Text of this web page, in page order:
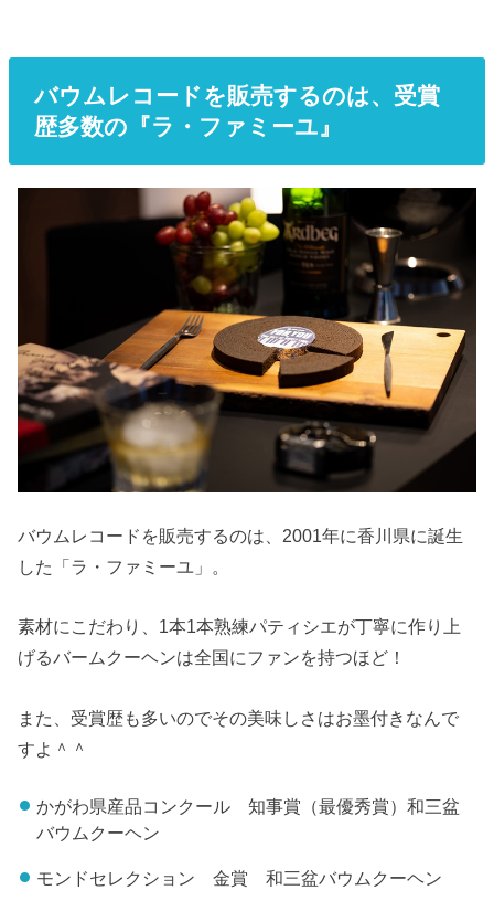
バウムレコードを販売するのは、受賞
歴多数の『ラ・ファミーユ』
バウムレコードを販売するのは、2001年に香川県に誕生
した「ラ・ファミーユ」。
素材にこだわり、1本1本熟練パティシエが丁寧に作り上
げるバームクーヘンは全国にファンを持つほど！
また、受賞歴も多いのでその美味しさはお墨付きなんで
すよ＾＾
かがわ県産品コンクール 知事賞（最優秀賞）和三盆
バウムクーヘン
モンドセレクション 金賞 和三盆バウムクーヘン